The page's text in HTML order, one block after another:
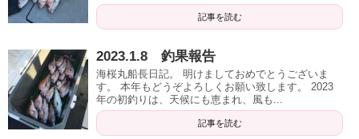
記事を読む
2023.1.8 釣果報告
海桜丸船長日記。 明けましておめでとうございま
す。 本年もどうぞよろしくお願い致します。 2023
年の初釣りは、天候にも恵まれ、風も...
記事を読む